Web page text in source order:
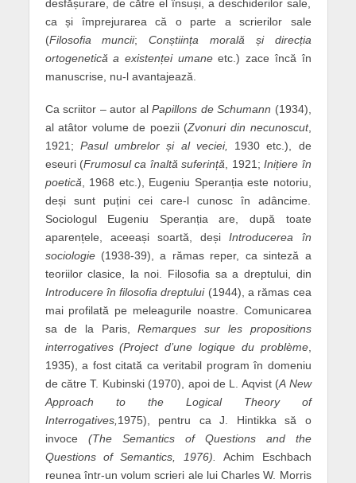
desfășurare, de către el însuși, a deschiderilor sale,
ca și împrejurarea că o parte a scrierilor sale
(Filosofia muncii;Conștiința morală și direcția
ortogenetică a existenței umaneetc.) zace încă în
manuscrise, nu-l avantajează.
Ca scriitor – autor al Papillons de Schumann (1934),
al atâtor volume de poezii (Zvonuri din necunoscut,
1921; Pasul umbrelor și al veciei, 1930 etc.), de
eseuri (Frumosul ca înaltă suferință, 1921;Inițiere în
poetică, 1968 etc.), Eugeniu Speranția este notoriu,
deși sunt puțini cei care-l cunosc în adâncime.
Sociologul Eugeniu Speranția are, după toate
aparențele, aceeași soartă, deșiIntroducerea în
sociologie(1938-39), a rămas reper, ca sinteză a
teoriilor clasice, la noi. Filosofia sa a dreptului, din
Introducere în filosofia dreptului (1944), a rămas cea
mai profilată pe meleagurile noastre. Comunicarea
sa de la Paris,Remarques sur les propositions
interrogatives (Project d’une logique du problème,
1935), a fost citată ca veritabil program în domeniu
de către T. Kubinski (1970), apoi de L. Aqvist (A New
Approach to the Logical Theory of
Interrogatives,1975), pentru ca J. Hintikka să o
invoce (The Semantics of Questions and the
Questions of Semantics, 1976).Achim Eschbach
reunea într-un volum scrieri ale lui Charles W. Morris